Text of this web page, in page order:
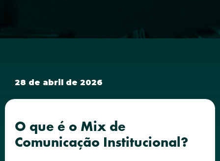
28 de abril de 2026
O que é o Mix de
Comunicação Institucional?